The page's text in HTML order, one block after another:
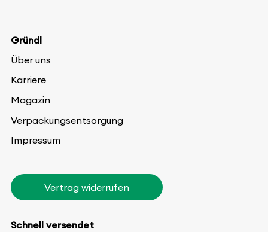
Gründl
Über uns
Karriere
Magazin
Verpackungsentsorgung
Impressum
Vertrag widerrufen
Schnell versendet